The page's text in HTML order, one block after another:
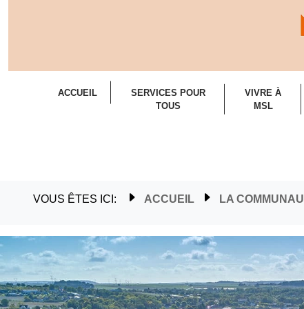
ACCUEIL
SERVICES POUR
TOUS
VIVRE À
MSL
VOUS ÊTES ICI: ACCUEIL LA